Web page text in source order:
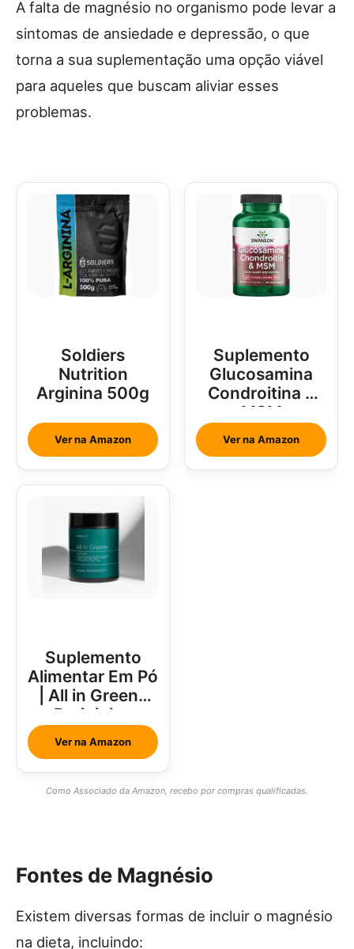
A falta de magnésio no organismo pode levar a
sintomas de ansiedade e depressão, o que
torna a sua suplementação uma opção viável
para aqueles que buscam aliviar esses
problemas.
Soldiers
Nutrition
Arginina 500g
Ver na Amazon
Suplemento
Glucosamina
Condroitina e
MSM
Ver na Amazon
Suplemento
Alimentar Em Pó
| All in Greens
Brainjuice
Abacaxi Com
Hortelã
Ver na Amazon
Como Associado da Amazon, recebo por compras qualificadas.
Fontes de Magnésio
Existem diversas formas de incluir o magnésio
na dieta, incluindo: